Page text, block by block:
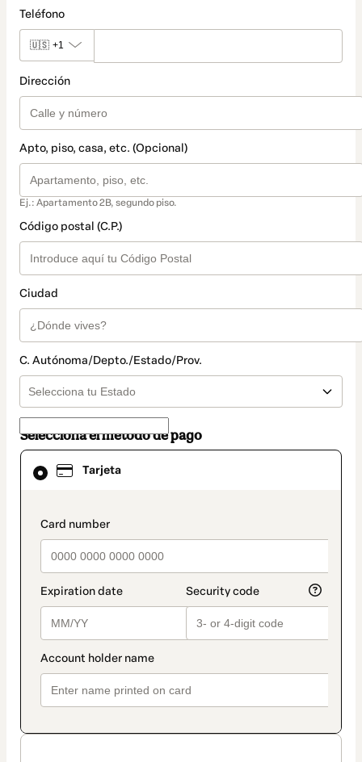
Teléfono
🇺🇸 +1
Dirección
Apto, piso, casa, etc. (Opcional)
Ej.: Apartamento 2B, segundo piso.
Código postal (C.P.)
Ciudad
C. Autónoma/Depto./Estado/Prov.
Selecciona el método de pago
Tarjeta
payment_data.section_title_v2
El
método
seleccionado
Tarjeta